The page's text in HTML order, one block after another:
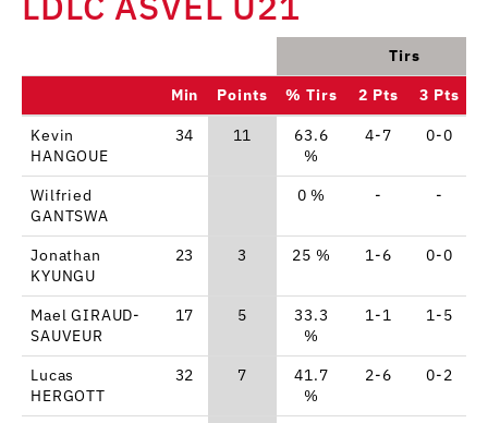
Tirs
Min
Points % Tirs 2 Pts 3 Pts
Kevin
HANGOUE
34 11
63.6
%
4-7 0-0
Wilfried
GANTSWA
0 % - -
Jonathan
KYUNGU
23 3 25 % 1-6 0-0
Mael GIRAUD-
SAUVEUR
17 5
33.3
%
1-1 1-5
Lucas
HERGOTT
32 7
41.7
%
2-6 0-2